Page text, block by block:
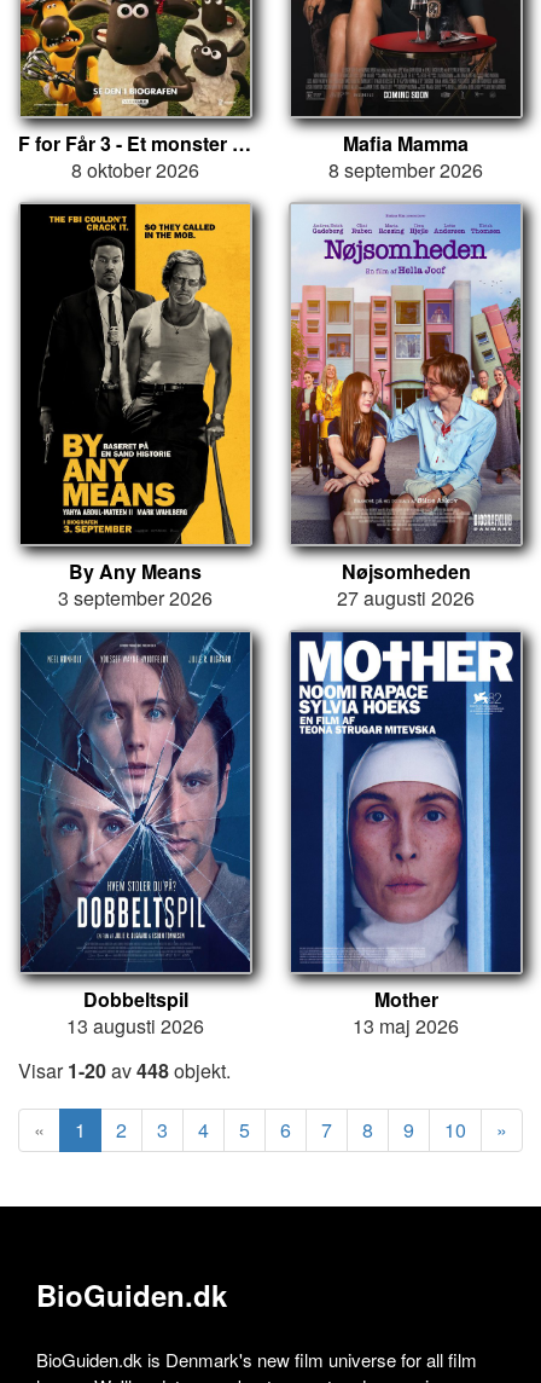
F for Får 3 - Et monster på bondegården
8 oktober 2026
Mafia Mamma
8 september 2026
By Any Means
3 september 2026
Nøjsomheden
27 augusti 2026
Dobbeltspil
13 augusti 2026
Mother
13 maj 2026
Visar1-20av448objekt.
« 1 2 3 4 5 6 7 8 9 10 »
BioGuiden.dk
BioGuiden.dk is Denmark's new film universe for all film